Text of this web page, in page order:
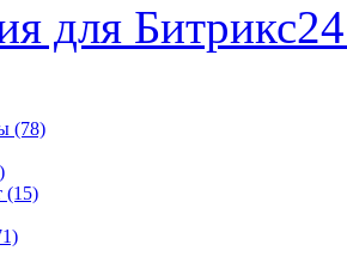
для Битрикс24
(78)
(15)